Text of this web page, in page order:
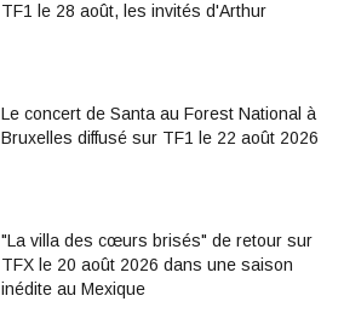
TF1 le 28 août, les invités d'Arthur
Le concert de Santa au Forest National à
Bruxelles diffusé sur TF1 le 22 août 2026
"La villa des cœurs brisés" de retour sur
TFX le 20 août 2026 dans une saison
inédite au Mexique